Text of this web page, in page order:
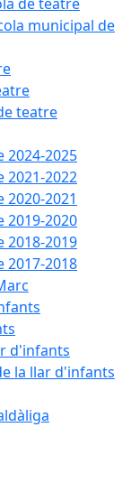
municipal de
teatre
2024-2025
2021-2022
2021
2019-2020
2018-2019
2017-2018
d'infants
la llar d'infants